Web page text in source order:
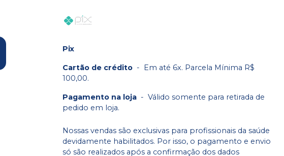
Pix
Cartão de crédito - Em até 6x. Parcela Mínima R$
100,00.
Pagamento na loja - Válido somente para retirada de
pedido em loja.
Nossas vendas são exclusivas para profissionais da saúde
devidamente habilitados. Por isso, o pagamento e envio
só são realizados após a confirmação dos dados